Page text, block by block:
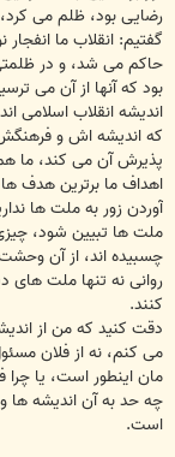
رضایی بود، ظلم می کرد،
گفتیم: انقلاب ما
حاکم می شد، و در ظلمتی
بود که آنها از آن می
اندیشه انقلاب
که اندیشه اش و فرهنگش
پذیرش آن می کند، ما
اهداف ما برترین هدف ها
آوردن زور به ملت ها
ملت ها تبیین شود،
چسبیده اند، از آن
روانی نه تنها ملت های
کنند.
دقت کنید که من از
مان اینطور است، یا چرا
چه حد به آن اندیشه ها
است.